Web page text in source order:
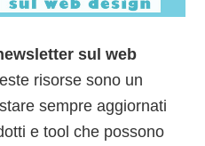
sul web
risorse sono un
sempre aggiornati
e tool che possono